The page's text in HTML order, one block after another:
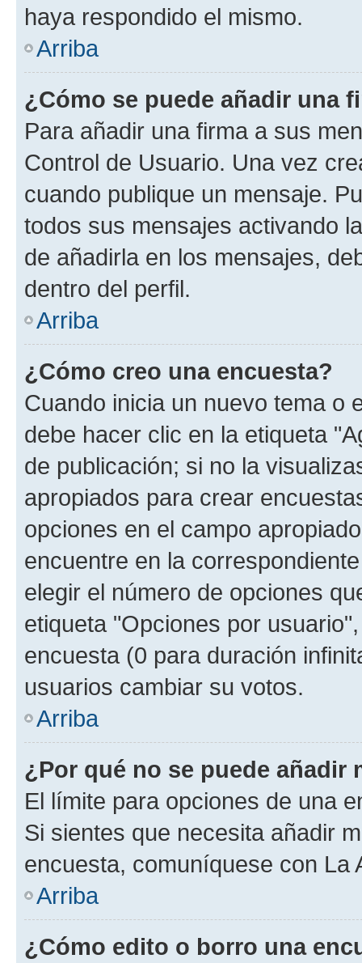
haya respondido el mismo.
Arriba
¿Cómo se puede añadir una
Para añadir una firma a sus
Control de Usuario. Una vez
cuando publique un mensaje.
todos sus mensajes activando
de añadirla en los mensajes,
dentro del perfil.
Arriba
¿Cómo creo una encuesta?
Cuando inicia un nuevo tema o
debe hacer clic en la etiqueta
de publicación; si no la
apropiados para crear
opciones en el campo
encuentre en la
elegir el número de opciones
etiqueta "Opciones por
encuesta (0 para duración
usuarios cambiar su votos.
Arriba
¿Por qué no se puede añadir
El límite para opciones de una
Si sientes que necesita añadir
encuesta, comuníquese con La
Arriba
¿Cómo edito o borro una